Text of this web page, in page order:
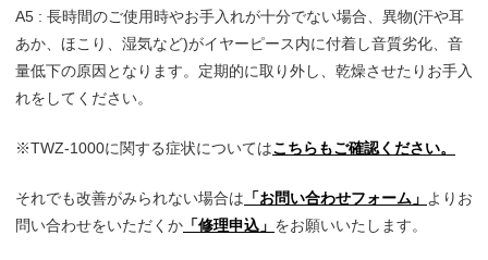
A5 : 長時間のご使用時やお手入れが十分でない場合、異物(汗や耳
あか、ほこり、湿気など)がイヤーピース内に付着し音質劣化、音
量低下の原因となります。定期的に取り外し、乾燥させたりお手入
れをしてください。
※TWZ-1000に関する症状についてはこちらもご確認ください。
それでも改善がみられない場合は 「お問い合わせフォーム」 よりお
問い合わせをいただくか 「修理申込」 をお願いいたします。